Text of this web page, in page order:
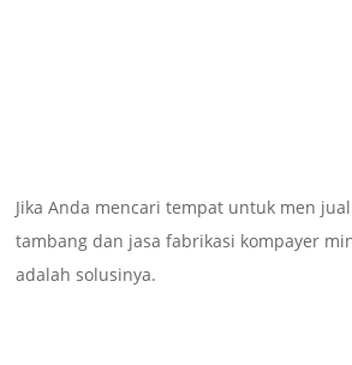
Jika Anda mencari tempat untuk men
tambang dan jasa fabrikasi kompayer
adalah solusinya.